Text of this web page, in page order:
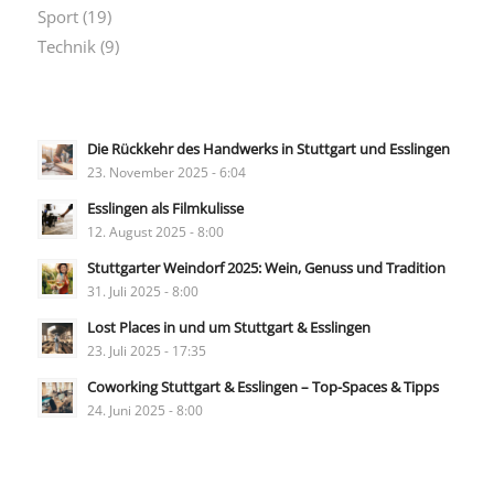
Sport(19)
Technik(9)
Die Rückkehr des Handwerks in Stuttgart und Esslingen
23. November 2025 - 6:04
Esslingen als Filmkulisse
12. August 2025 - 8:00
Stuttgarter Weindorf 2025: Wein, Genuss und Tradition
31. Juli 2025 - 8:00
Lost Places in und um Stuttgart & Esslingen
23. Juli 2025 - 17:35
Coworking Stuttgart & Esslingen – Top-Spaces & Tipps
24. Juni 2025 - 8:00